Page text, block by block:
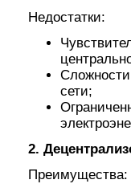
Недостатки:
сети;
2.
Преимущества: